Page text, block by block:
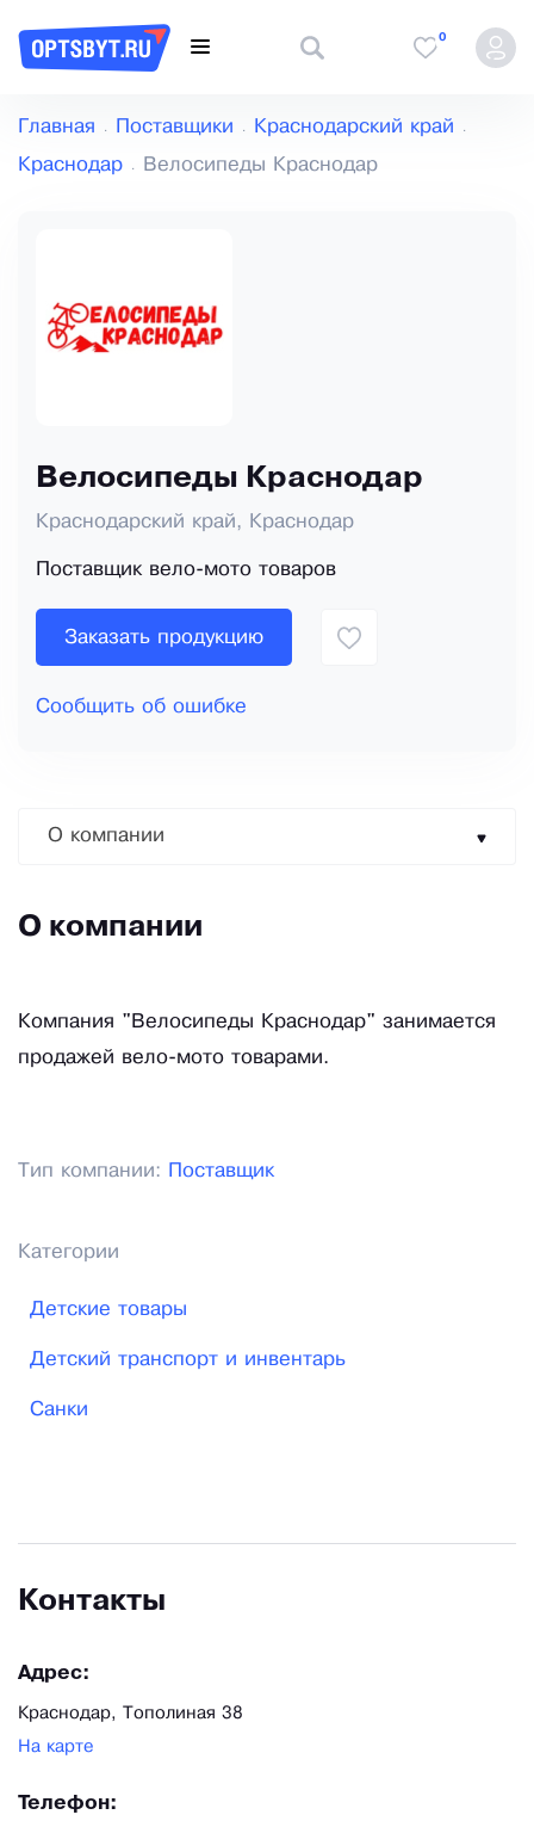
0
Главная Поставщики Краснодарский край
Краснодар Велосипеды Краснодар
Велосипеды Краснодар
Краснодарский край, Краснодар
Поставщик вело-мото товаров
Заказать продукцию
Сообщить об ошибке
О компании
О компании
Компания "Велосипеды Краснодар" занимается
продажей вело-мото товарами.
Тип компании: Поставщик
Категории
Детские товары
Детский транспорт и инвентарь
Санки
Контакты
Адрес:
Краснодар, Тополиная 38
На карте
Телефон: